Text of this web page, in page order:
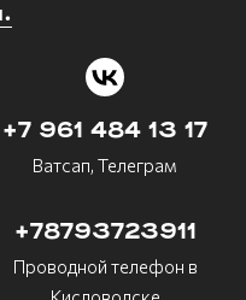
+7 961 484 13 17
Ватсап, Телеграм
+78793723911
Проводной телефон в